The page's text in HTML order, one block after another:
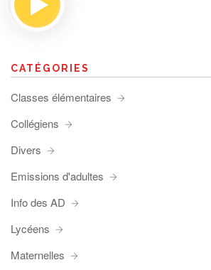
CATÉGORIES
Classes élémentaires
Collégiens
Divers
Emissions d'adultes
Info des AD
Lycéens
Maternelles